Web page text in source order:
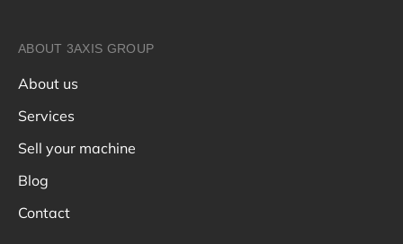
ABOUT 3AXIS GROUP
About us
Services
Sell your machine
Blog
Contact